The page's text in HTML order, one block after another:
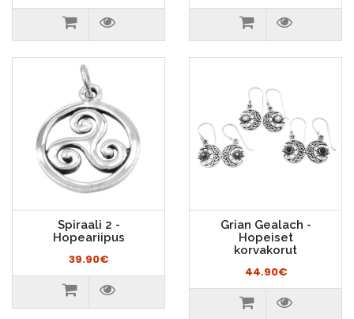
Spiraali 2 -
Hopeariipus
39.90€
Grian Gealach -
Hopeiset
korvakorut
44.90€